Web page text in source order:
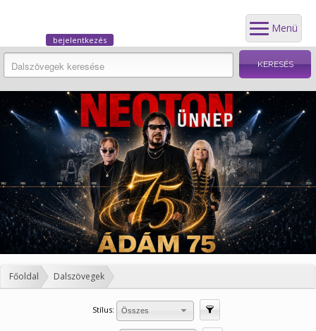
Menü
bejelentkezés
Főoldal Dalszövegek
Stílus: Összes